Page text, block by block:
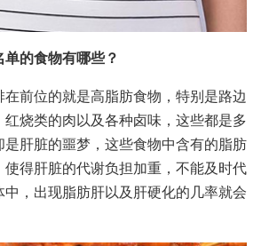
的食物有哪些？
在前位的就是高脂肪食物，特别是路边
红烧类的肉以及各种卤味，这些都是多
是肝脏的噩梦，这些食物中含有的脂肪
使得肝脏的代谢负担加重，不能及时代
，出现脂肪肝以及肝硬化的几率就会